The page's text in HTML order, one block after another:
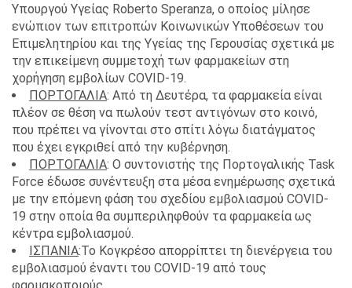
Υπουργού Υγείας Roberto Speranza, ο οποίος μίλησε
ενώπιον των επιτροπών Κοινωνικών Υποθέσεων του
Επιμελητηρίου και της Υγείας της Γερουσίας σχετικά με
την επικείμενη συμμετοχή των φαρμακείων στη
χορήγηση εμβολίων COVID-19.
ΠΟΡΤΟΓΑΛΙΑ: Από τη Δευτέρα, τα φαρμακεία είναι
πλέον σε θέση να πωλούν τεστ αντιγόνων στο κοινό,
που πρέπει να γίνονται στο σπίτι λόγω διατάγματος
που έχει εγκριθεί από την κυβέρνηση.
ΠΟΡΤΟΓΑΛΙΑ: Ο συντονιστής της Πορτογαλικής Task
Force έδωσε συνέντευξη στα μέσα ενημέρωσης σχετικά
με την επόμενη φάση του σχεδίου εμβολιασμού COVID-
19 στην οποία θα συμπεριληφθούν τα φαρμακεία ως
κέντρα εμβολιασμού.
ΙΣΠΑΝΙΑ:Το Κογκρέσο απορρίπτει τη διενέργεια του
εμβολιασμoύ έναντι του COVID-19 από τους